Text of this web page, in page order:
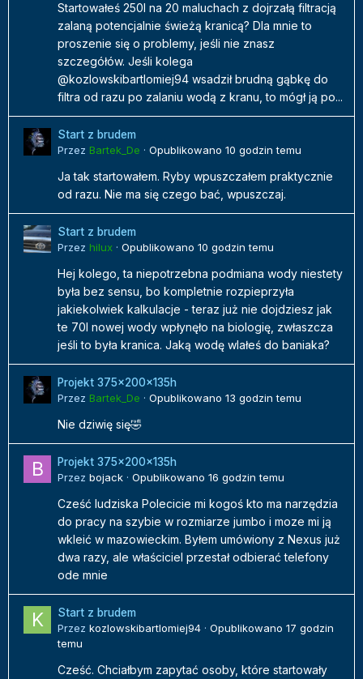
Startowałeś 250l na 20 maluchach z dojrzałą filtracją
zalaną potencjalnie świeżą kranicą? Dla mnie to
proszenie się o problemy, jeśli nie znasz
szczegółów. Jeśli kolega
@kozlowskibartlomiej94 wsadził brudną gąbkę do
filtra od razu po zalaniu wodą z kranu, to mógł ją po...
Start z brudem
Przez Bartek_De · Opublikowano 10 godzin temu
Ja tak startowałem. Ryby wpuszczałem praktycznie
od razu. Nie ma się czego bać, wpuszczaj.
Start z brudem
Przez hilux · Opublikowano 10 godzin temu
Hej kolego, ta niepotrzebna podmiana wody niestety
była bez sensu, bo kompletnie rozpieprzyła
jakiekolwiek kalkulacje - teraz już nie dojdziesz jak
te 70l nowej wody wpłynęło na biologię, zwłaszcza
jeśli to była kranica. Jaką wodę wlałeś do baniaka?
Projekt 375x200x135h
Przez Bartek_De · Opublikowano 13 godzin temu
Nie dziwię się🤣
Projekt 375x200x135h
Przez bojack · Opublikowano 16 godzin temu
Cześć ludziska Polecicie mi kogoś kto ma narzędzia
do pracy na szybie w rozmiarze jumbo i moze mi ją
wkleić w mazowieckim. Byłem umówiony z Nexus już
dwa razy, ale właściciel przestał odbierać telefony
ode mnie
Start z brudem
Przez kozlowskibartlomiej94 · Opublikowano 17 godzin
temu
Cześć. Chciałbym zapytać osoby, które startowały